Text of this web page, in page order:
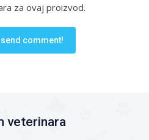
za ovaj proizvod.
comment!
veterinara